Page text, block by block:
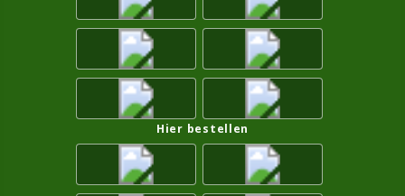
Hier bestellen